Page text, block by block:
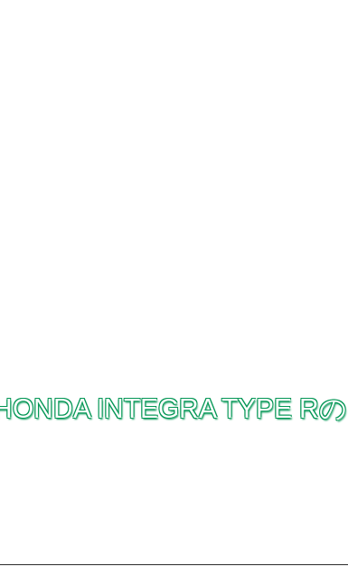
INTEGRA TYPE Rの